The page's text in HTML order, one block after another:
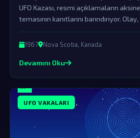
UFO Kazası, resmi açıklamaların
temasının kanıtlarını barındırıyor.
suya çarpmasıyla başlayıp
gündemden düşürülmüştür.
1967 Nova Scotia, Kanada
Devamını Oku
UFO VAKALARI